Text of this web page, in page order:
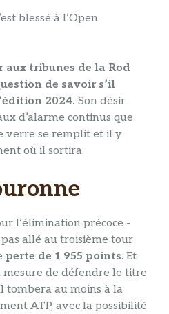
blessé à l’Open
tribunes de la Rod
de savoir s’il
2024. Son désir
d’alarme continus que
verre se remplit et il y
où il sortira.
l’élimination précoce -
pas allé au troisième tour
perte de 1 955 points. Et
mesure de défendre le titre
tombera au moins à la
ATP, avec la possibilité